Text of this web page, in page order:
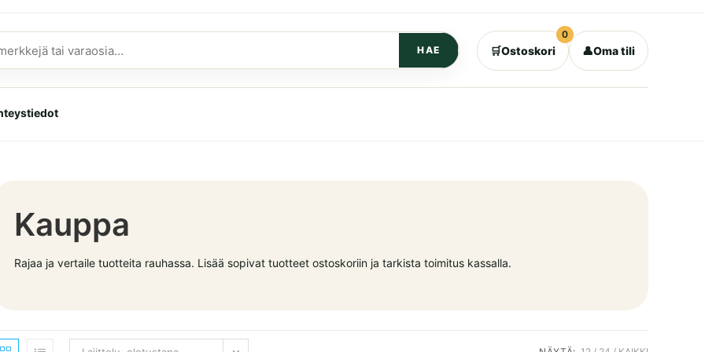
HAE 🛒Ostoskori
0
👤Oma tili
Kauppa
Rajaa ja vertaile tuotteita rauhassa. Lisää sopivat tuotteet ostoskoriin ja tarkista toimitus kassalla.